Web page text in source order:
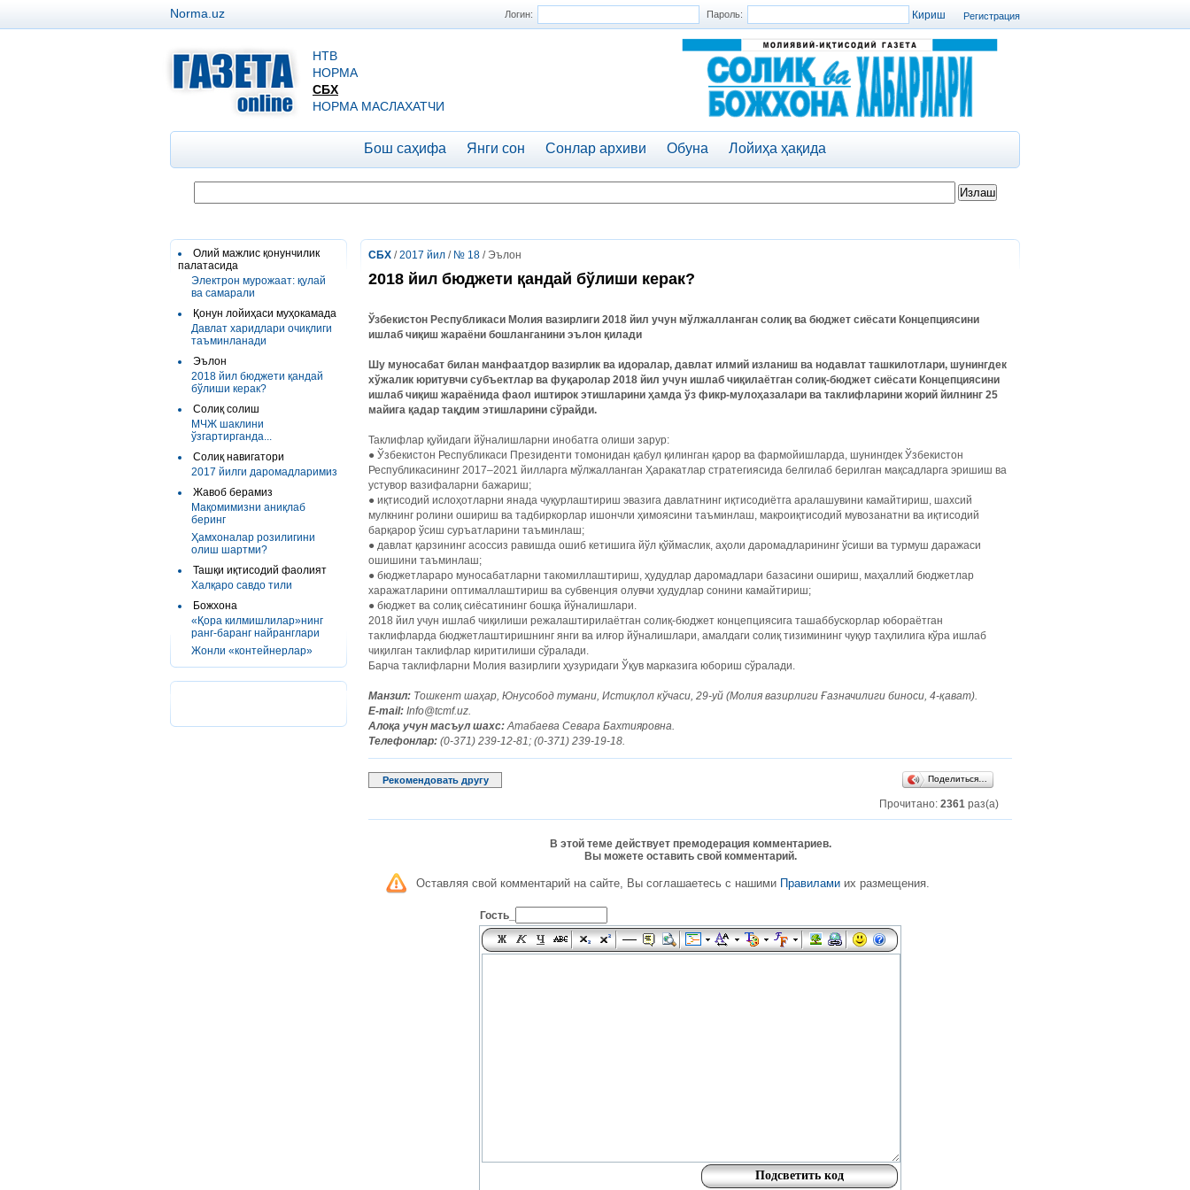
Регистрация
Логин: Пароль:
Norma.uz
НТВ
НОРМА
СБХ
НОРМА МАСЛАХАТЧИ
Бош саҳифа Янги сон Сонлар архиви Обуна Лойиҳа ҳақида
Олий мажлис қонунчилик
палатасида
Электрон мурожаат: қулай
ва самарали
Қонун лойиҳаси муҳокамада
Давлат харидлари очиқлиги
таъминланади
Эълон
2018 йил бюджети қандай
бўлиши керак?
Солиқ солиш
МЧЖ шаклини
ўзгартирганда...
Солиқ навигатори
2017 йилги даромадларимиз
Жавоб берамиз
Мақомимизни аниқлаб
беринг
Ҳамхоналар розилигини
олиш шартми?
Ташқи иқтисодий фаолият
Халқаро савдо тили
Божхона
«Қора килмишлилар»нинг
ранг-баранг найранглари
Жонли «контейнерлар»
СБХ /2017 йил / № 18 / Эълон
2018 йил бюджети қандай бўлиши керак?
Ўзбекистон Республикаси Молия вазирлиги 2018 йил учун мўлжалланган солиқ ва бюджет сиёсати Концепциясини
ишлаб чиқиш жараёни бошланганини эълон қилади
Шу муносабат билан манфаатдор вазирлик ва идоралар, давлат илмий изланиш ва нодавлат ташкилотлари, шунингдек
хўжалик юритувчи субъектлар ва фуқаролар 2018 йил учун ишлаб чиқилаётган солиқ-бюджет сиёсати Концепциясини
ишлаб чиқиш жараёнида фаол иштирок этишларини ҳамда ўз фикр-мулоҳазалари ва таклифларини жорий йилнинг 25
майига қадар тақдим этишларини сўрайди.
Таклифлар қуйидаги йўналишларни инобатга олиши зарур:
● Ўзбекистон Республикаси ­Президенти томонидан қабул қилинган қарор ва фармойишларда, шунингдек Ўзбекистон
Республикасининг 2017–2021 йилларга мўлжалланган Ҳаракатлар стратегиясида белгилаб берилган мақсадларга эришиш ва
устувор вазифаларни бажариш;
● иқтисодий ислоҳотларни янада чуқурлаштириш эвазига давлатнинг иқтисодиётга аралашувини камайтириш, шахсий
мулкнинг ролини ошириш ва тадбиркорлар ишончли ҳимоясини таъминлаш, макроиқтисодий мувозанатни ва иқтисодий
барқарор ўсиш суръатларини таъминлаш;
● давлат қарзининг асоссиз равишда ошиб кетишига йўл қўймаслик, аҳоли даромадларининг ўсиши ва турмуш даражаси
ошишини таъминлаш;
● бюджетлараро муносабатларни такомиллаштириш, ҳудудлар даромадлари базасини ошириш, маҳаллий бюджетлар
харажатларини оптималлаштириш ва субвенция олувчи ҳудудлар сонини камайтириш;
● бюджет ва солиқ сиёсатининг бошқа йўналишлари.
2018 йил учун ишлаб чиқилиши режалаштирилаётган солиқ-бюджет концепциясига ташаббускорлар юбораётган
таклифларда бюджетлаштиришнинг янги ва илғор йўналишлари, амалдаги солиқ тизимининг чуқур таҳлилига кўра ишлаб
чиқилган таклифлар киритилиши сўралади.
Барча таклифларни Молия вазирлиги ҳузуридаги Ўқув марказига юбориш сўралади.
Манзил: Тошкент шаҳар, Юнусобод тумани, Истиқлол кўчаси, 29-уй (Молия вазирлиги Ғазначилиги биноси, 4-қават).
E-mail: Info@tcmf.uz.
Алоқа учун масъул шахс:Атабаева Севара Бахтияровна.
Телефонлар: (0-371) 239-12-81; (0-371) 239-19-18.
Рекомендовать другу Поделиться…
Прочитано: 2361 раз(а)
В этой теме действует премодерация комментариев.
Вы можете оставить свой комментарий.
Оставляя свой комментарий на сайте, Вы соглашаетесь с нашими Правилами их размещения.
Гость_